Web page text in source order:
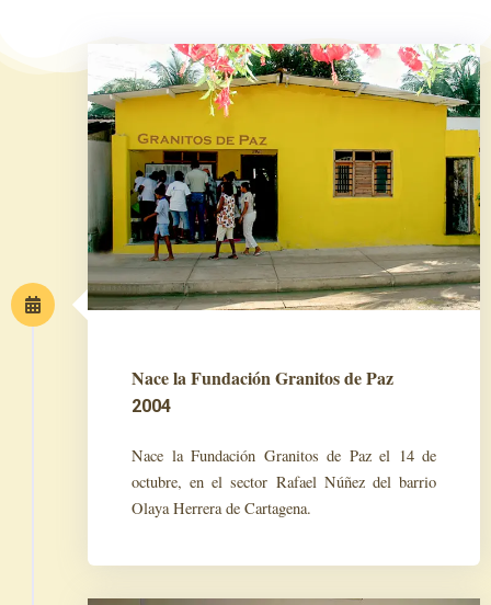
Nace la Fundación Granitos de Paz
2004
Nace la Fundación Granitos de Paz el 14 de
octubre, en el sector Rafael Núñez del barrio
Olaya Herrera de Cartagena.